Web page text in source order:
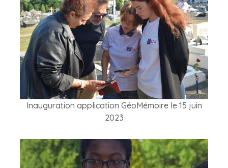
Inauguration application GéoMémoire le 15 juin
2023